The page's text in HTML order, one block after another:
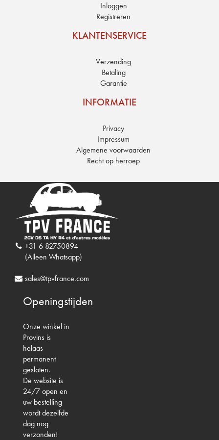
Inloggen
Registreren
KLANTENSERVICE
Verzending
Betaling
Garantie
INFORMATIE
Privacy
Impressum
Algemene voorwaarden
Recht op herroep
+31 6 82750894
(Alleen Whatsapp)
sales@tpvfrance.com
Openingstijden
Onze winkel in
Provins is
helaas
permanent
gesloten.
De website is
24/7 open en
uw bestelling
wordt dezelfde
dag nog
verzonden!